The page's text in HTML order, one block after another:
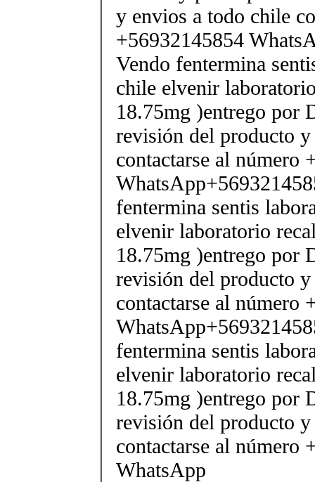
y envios a todo chile
+56932145854
Vendo fentermina
chile elvenir
18.75mg )entrego por
revisión del producto
contactarse al número
fentermina sentis
elvenir laboratorio
18.75mg )entrego por
revisión del producto
contactarse al número
fentermina sentis
elvenir laboratorio
18.75mg )entrego por
revisión del producto
contactarse al número
WhatsApp